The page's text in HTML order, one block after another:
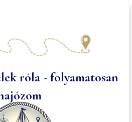
róla - folyamatosan